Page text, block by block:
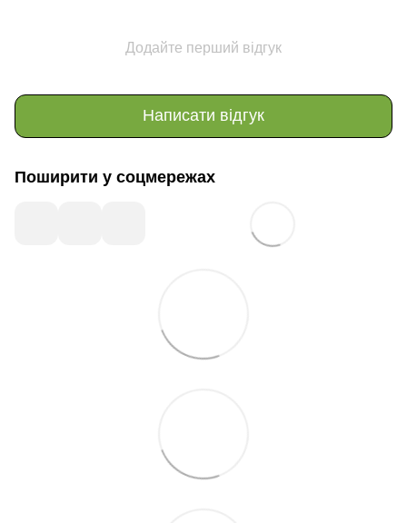
Додайте перший відгук
Написати відгук
Поширити у соцмережах